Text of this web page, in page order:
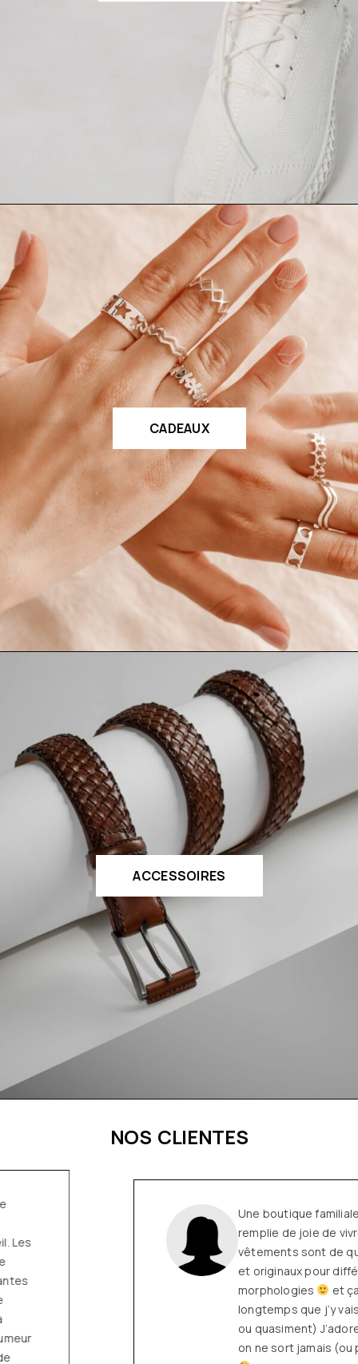
CADEAUX
ACCESSOIRES
NOS CLIENTES
Une boutique familiale, à l’écoute et
remplie de joie de vivre
Les
vêtements sont de qualité, tendances
et originaux pour différentes
et ça fait très
longtemps que j’y vais (depuis le début
ou quasiment) J’adore y faire un tour et
on ne sort jamais (ou presque) sans rien